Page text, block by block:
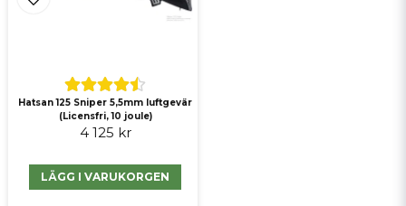
Hatsan 125 Sniper 5,5mm luftgevär
(Licensfri, 10 joule)
4 125 kr
LÄGG I VARUKORGEN